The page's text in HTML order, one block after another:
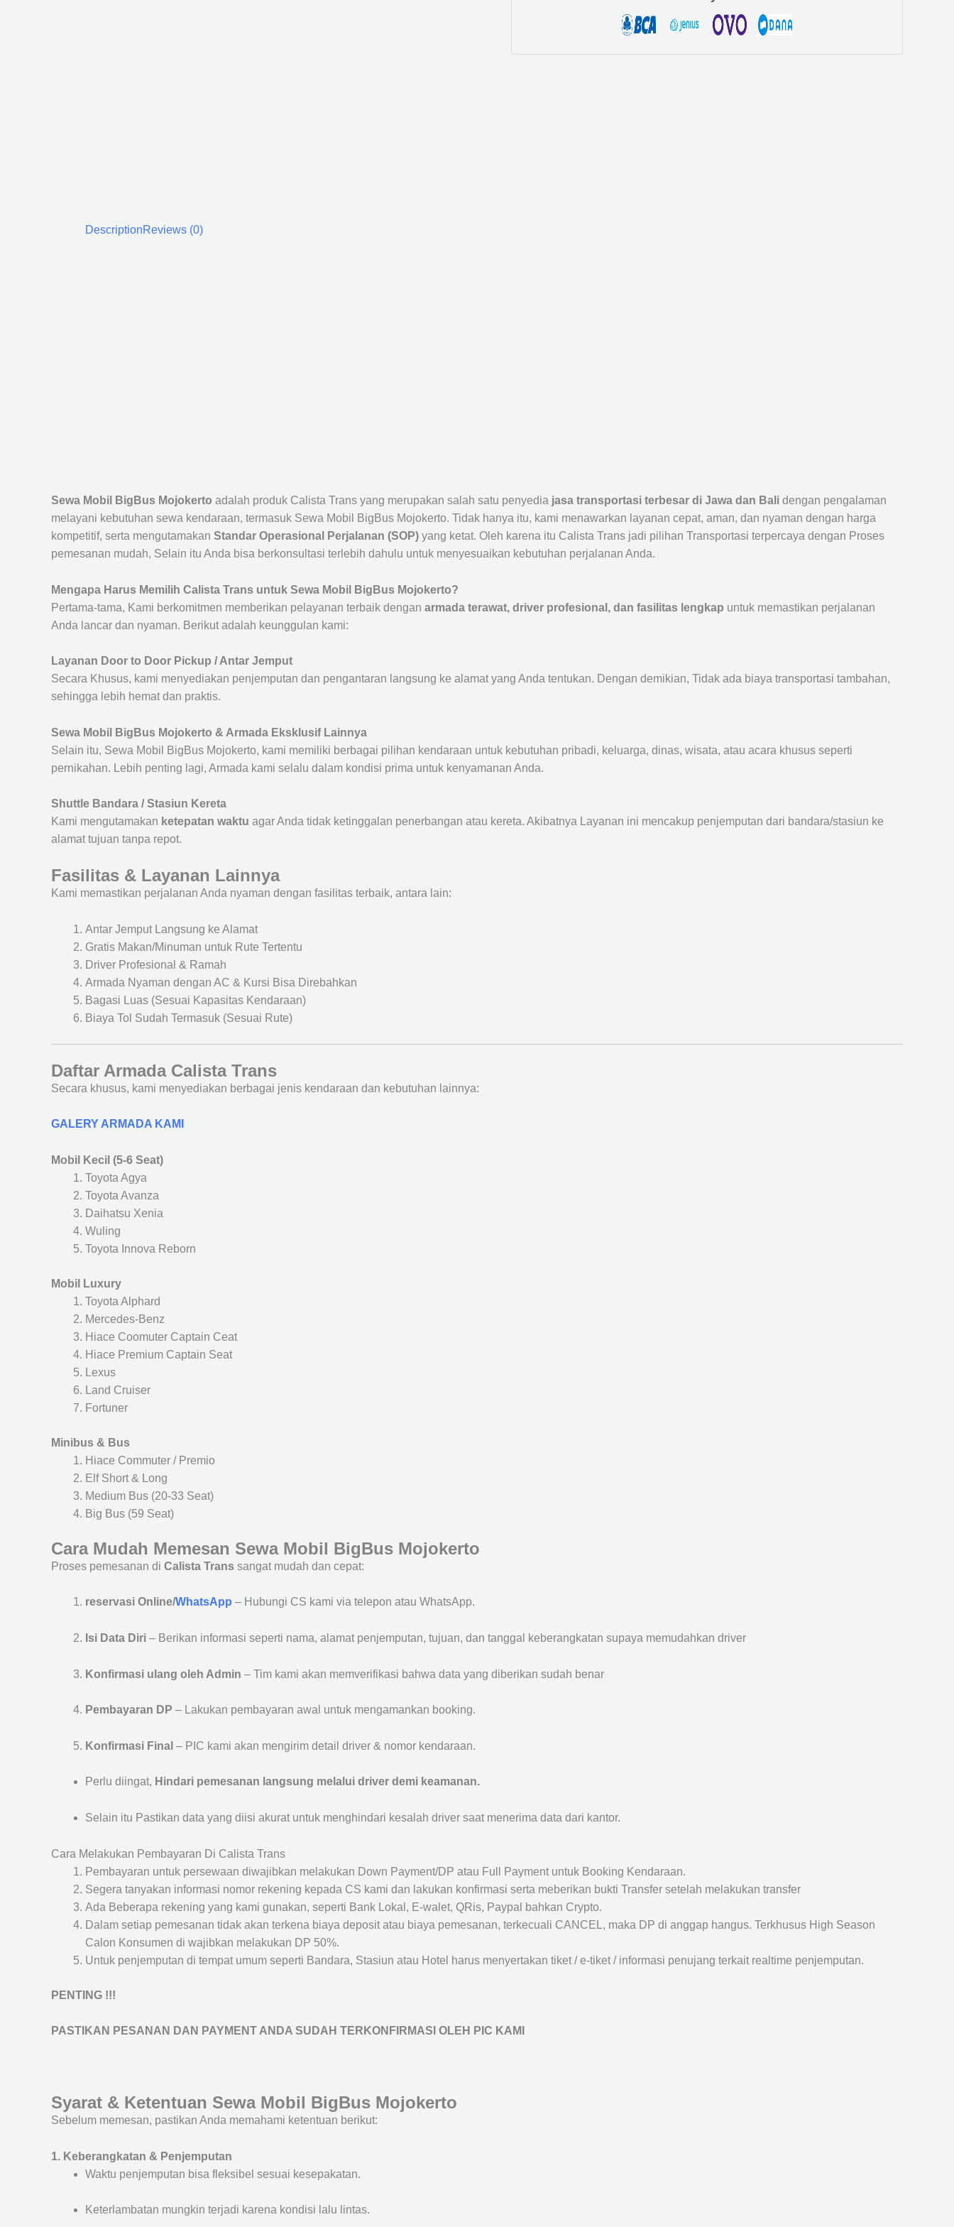
DescriptionReviews (0)
Sewa Mobil BigBus Mojokerto adalah produk Calista Trans yang merupakan salah satu penyedia jasa transportasi terbesar di Jawa dan Bali dengan pengalaman
melayani kebutuhan sewa kendaraan, termasuk Sewa Mobil BigBus Mojokerto. Tidak hanya itu, kami menawarkan layanan cepat, aman, dan nyaman dengan harga
kompetitif, serta mengutamakan Standar Operasional Perjalanan (SOP) yang ketat. Oleh karena itu Calista Trans jadi pilihan Transportasi terpercaya dengan Proses
pemesanan mudah, Selain itu Anda bisa berkonsultasi terlebih dahulu untuk menyesuaikan kebutuhan perjalanan Anda.
Mengapa Harus Memilih Calista Trans untuk Sewa Mobil BigBus Mojokerto?
Pertama-tama, Kami berkomitmen memberikan pelayanan terbaik dengan armada terawat, driver profesional, dan fasilitas lengkap untuk memastikan perjalanan
Anda lancar dan nyaman. Berikut adalah keunggulan kami:
Layanan Door to Door Pickup / Antar Jemput
Secara Khusus, kami menyediakan penjemputan dan pengantaran langsung ke alamat yang Anda tentukan. Dengan demikian, Tidak ada biaya transportasi tambahan,
sehingga lebih hemat dan praktis.
Sewa Mobil BigBus Mojokerto & Armada Eksklusif Lainnya
Selain itu, Sewa Mobil BigBus Mojokerto, kami memiliki berbagai pilihan kendaraan untuk kebutuhan pribadi, keluarga, dinas, wisata, atau acara khusus seperti
pernikahan. Lebih penting lagi, Armada kami selalu dalam kondisi prima untuk kenyamanan Anda.
Shuttle Bandara / Stasiun Kereta
Kami mengutamakan ketepatan waktu agar Anda tidak ketinggalan penerbangan atau kereta. Akibatnya Layanan ini mencakup penjemputan dari bandara/stasiun ke
alamat tujuan tanpa repot.
Fasilitas & Layanan Lainnya
Kami memastikan perjalanan Anda nyaman dengan fasilitas terbaik, antara lain:
Antar Jemput Langsung ke Alamat
Gratis Makan/Minuman untuk Rute Tertentu
Driver Profesional & Ramah
Armada Nyaman dengan AC & Kursi Bisa Direbahkan
Bagasi Luas (Sesuai Kapasitas Kendaraan)
Biaya Tol Sudah Termasuk (Sesuai Rute)
Daftar Armada Calista Trans
Secara khusus, kami menyediakan berbagai jenis kendaraan dan kebutuhan lainnya:
GALERY ARMADA KAMI
Mobil Kecil (5-6 Seat)
Toyota Agya
Toyota Avanza
Daihatsu Xenia
Wuling
Toyota Innova Reborn
Mobil Luxury
Toyota Alphard
Mercedes-Benz
Hiace Coomuter Captain Ceat
Hiace Premium Captain Seat
Lexus
Land Cruiser
Fortuner
Minibus & Bus
Hiace Commuter / Premio
Elf Short & Long
Medium Bus (20-33 Seat)
Big Bus (59 Seat)
Cara Mudah Memesan Sewa Mobil BigBus Mojokerto
Proses pemesanan di Calista Trans sangat mudah dan cepat:
reservasi Online/WhatsApp – Hubungi CS kami via telepon atau WhatsApp.
Isi Data Diri – Berikan informasi seperti nama, alamat penjemputan, tujuan, dan tanggal keberangkatan supaya memudahkan driver
Konfirmasi ulang oleh Admin – Tim kami akan memverifikasi bahwa data yang diberikan sudah benar
Pembayaran DP – Lakukan pembayaran awal untuk mengamankan booking.
Konfirmasi Final – PIC kami akan mengirim detail driver & nomor kendaraan.
Perlu diingat, Hindari pemesanan langsung melalui driver demi keamanan.
Selain itu Pastikan data yang diisi akurat untuk menghindari kesalah driver saat menerima data dari kantor.
Cara Melakukan Pembayaran Di Calista Trans
Pembayaran untuk persewaan diwajibkan melakukan Down Payment/DP atau Full Payment untuk Booking Kendaraan.
Segera tanyakan informasi nomor rekening kepada CS kami dan lakukan konfirmasi serta meberikan bukti Transfer setelah melakukan transfer
Ada Beberapa rekening yang kami gunakan, seperti Bank Lokal, E-walet, QRis, Paypal bahkan Crypto.
Dalam setiap pemesanan tidak akan terkena biaya deposit atau biaya pemesanan, terkecuali CANCEL, maka DP di anggap hangus. Terkhusus High Season
Calon Konsumen di wajibkan melakukan DP 50%.
Untuk penjemputan di tempat umum seperti Bandara, Stasiun atau Hotel harus menyertakan tiket / e-tiket / informasi penujang terkait realtime penjemputan.
PENTING !!!
PASTIKAN PESANAN DAN PAYMENT ANDA SUDAH TERKONFIRMASI OLEH PIC KAMI
Syarat & Ketentuan Sewa Mobil BigBus Mojokerto
Sebelum memesan, pastikan Anda memahami ketentuan berikut:
1. Keberangkatan & Penjemputan
Waktu penjemputan bisa fleksibel sesuai kesepakatan.
Keterlambatan mungkin terjadi karena kondisi lalu lintas.